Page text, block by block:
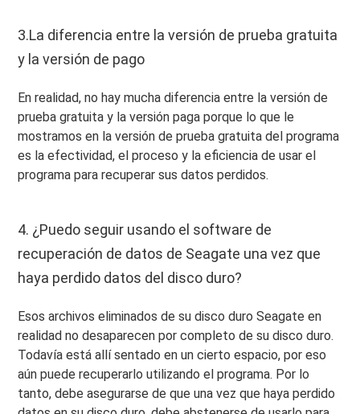
3.La diferencia entre la versión de prueba gratuita
y la versión de pago
En realidad, no hay mucha diferencia entre la versión de
prueba gratuita y la versión paga porque lo que le
mostramos en la versión de prueba gratuita del programa
es la efectividad, el proceso y la eficiencia de usar el
programa para recuperar sus datos perdidos.
4. ¿Puedo seguir usando el software de
recuperación de datos de Seagate una vez que
haya perdido datos del disco duro?
Esos archivos eliminados de su disco duro Seagate en
realidad no desaparecen por completo de su disco duro.
Todavía está allí sentado en un cierto espacio, por eso
aún puede recuperarlo utilizando el programa. Por lo
tanto, debe asegurarse de que una vez que haya perdido